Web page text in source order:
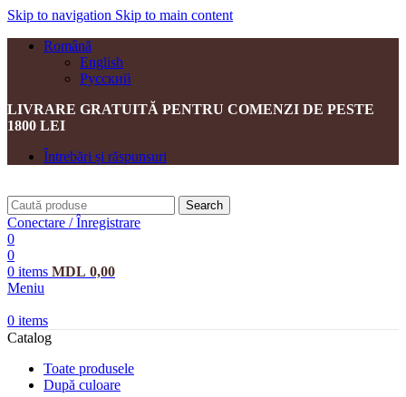
Skip to navigation Skip to main content
Română
English
Русский
LIVRARE GRATUITĂ PENTRU COMENZI DE PESTE
1800 LEI
Întrebări și răspunsuri
Search
Conectare / Înregistrare
0
0
0 items MDL 0,00
Meniu
0 items
Catalog
Toate produsele
După culoare